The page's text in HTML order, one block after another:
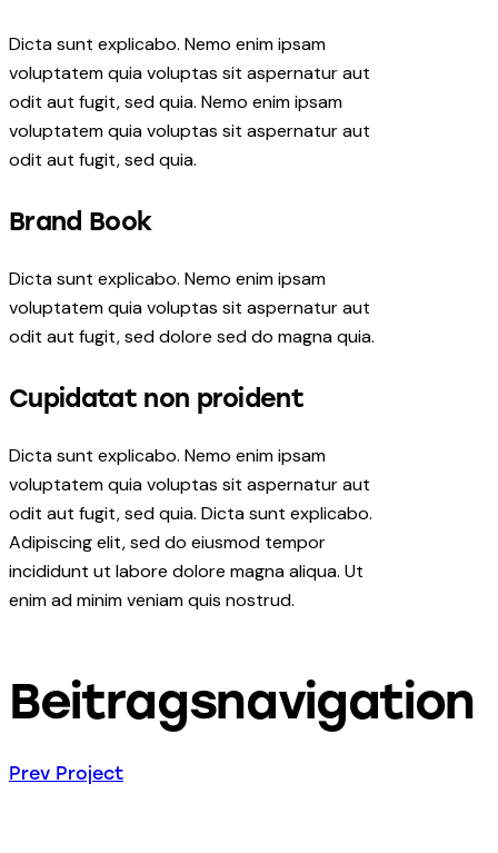
Dicta sunt explicabo. Nemo enim ipsam
voluptatem quia voluptas sit aspernatur aut
odit aut fugit, sed quia. Nemo enim ipsam
voluptatem quia voluptas sit aspernatur aut
odit aut fugit, sed quia.
Brand Book
Dicta sunt explicabo. Nemo enim ipsam
voluptatem quia voluptas sit aspernatur aut
odit aut fugit, sed dolore sed do magna quia.
Cupidatat non proident
Dicta sunt explicabo. Nemo enim ipsam
voluptatem quia voluptas sit aspernatur aut
odit aut fugit, sed quia. Dicta sunt explicabo.
Adipiscing elit, sed do eiusmod tempor
incididunt ut labore dolore magna aliqua. Ut
enim ad minim veniam quis nostrud.
Beitragsnavigation
Prev Project